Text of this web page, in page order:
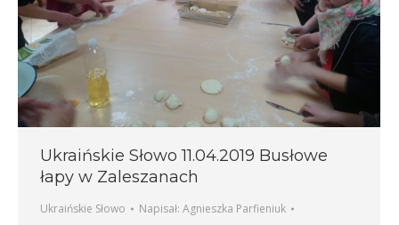
Ukraińskie Słowo 11.04.2019 Busłowe
łapy w Zaleszanach
Ukraińskie Słowo Napisał: Agnieszka Parfieniuk